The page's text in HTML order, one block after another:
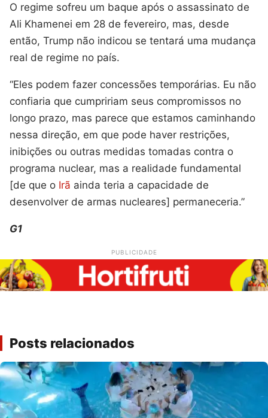
O regime sofreu um baque após o assassinato de
Ali Khamenei em 28 de fevereiro, mas, desde
então, Trump não indicou se tentará uma mudança
real de regime no país.
“Eles podem fazer concessões temporárias. Eu não
confiaria que cumpririam seus compromissos no
longo prazo, mas parece que estamos caminhando
nessa direção, em que pode haver restrições,
inibições ou outras medidas tomadas contra o
programa nuclear, mas a realidade fundamental
[de que o Irã ainda teria a capacidade de
desenvolver de armas nucleares] permaneceria.”
G1
PUBLICIDADE
Posts relacionados